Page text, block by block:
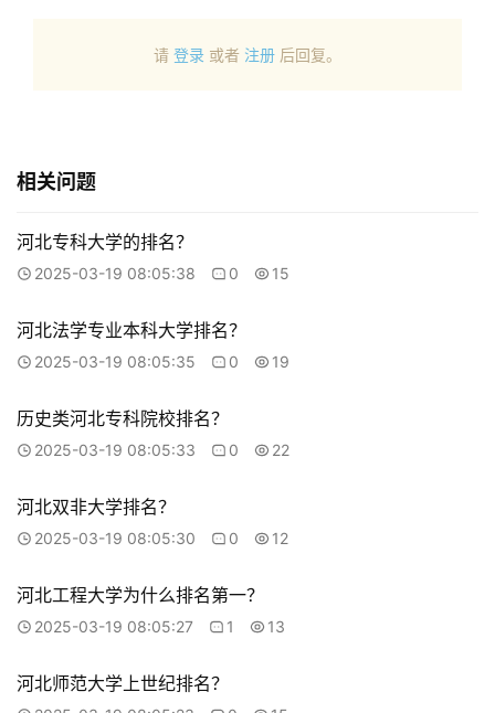
请 登录 或者 注册 后回复。
相关问题
河北专科大学的排名？
2025-03-19 08:05:38 0 15
河北法学专业本科大学排名？
2025-03-19 08:05:35 0 19
历史类河北专科院校排名？
2025-03-19 08:05:33 0 22
河北双非大学排名？
2025-03-19 08:05:30 0 12
河北工程大学为什么排名第一？
2025-03-19 08:05:27 1 13
河北师范大学上世纪排名？